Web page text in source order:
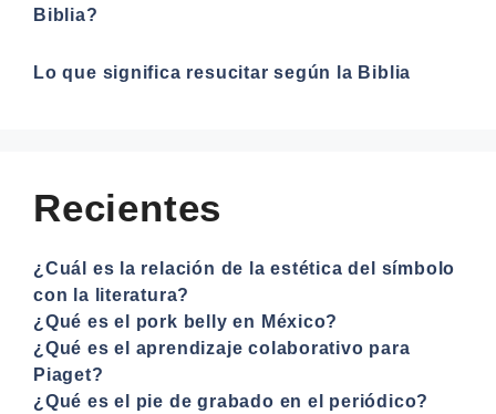
Biblia?
Lo que significa resucitar según la Biblia
Recientes
¿Cuál es la relación de la estética del símbolo
con la literatura?
¿Qué es el pork belly en México?
¿Qué es el aprendizaje colaborativo para
Piaget?
¿Qué es el pie de grabado en el periódico?